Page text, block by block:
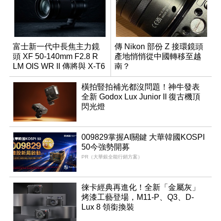
富士新一代中長焦主力鏡
頭 XF 50-140mm F2.8 R
LM OIS WR II 傳將與 X-T6
同步亮相
傳 Nikon 部份 Z 接環鏡頭
產地悄悄從中國轉移至越
南？
橫拍豎拍補光都沒問題！神牛發表
全新 Godox Lux Junior II 復古機頂
閃光燈
009829掌握AI關鍵 大華韓國KOSPI
50今強勢開募
PR（大華銀全能行銷方案）
徠卡經典再進化！全新「金屬灰」
烤漆工藝登場，M11-P、Q3、D-
Lux 8 領銜換裝